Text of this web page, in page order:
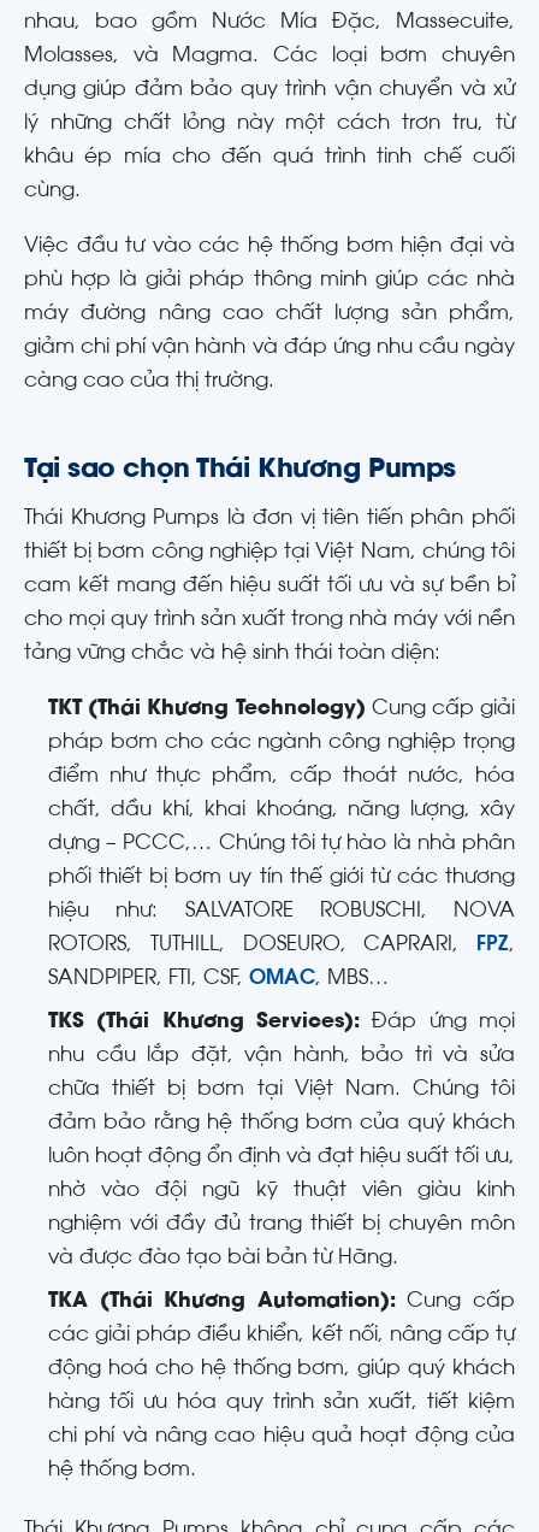
nhau, bao gồm Nước Mía Đặc, Massecuite,
Molasses, và Magma. Các loại bơm chuyên
dụng giúp đảm bảo quy trình vận chuyển và xử
lý những chất lỏng này một cách trơn tru, từ
khâu ép mía cho đến quá trình tinh chế cuối
cùng.
Việc đầu tư vào các hệ thống bơm hiện đại và
phù hợp là giải pháp thông minh giúp các nhà
máy đường nâng cao chất lượng sản phẩm,
giảm chi phí vận hành và đáp ứng nhu cầu ngày
càng cao của thị trường.
Tại sao chọn Thái Khương Pumps
Thái Khương Pumps là đơn vị tiên tiến phân phối
thiết bị bơm công nghiệp tại Việt Nam, chúng tôi
cam kết mang đến hiệu suất tối ưu và sự bền bỉ
cho mọi quy trình sản xuất trong nhà máy với nền
tảng vững chắc và hệ sinh thái toàn diện:
TKT (Thái Khương Technology) Cung cấp giải
pháp bơm cho các ngành công nghiệp trọng
điểm như thực phẩm, cấp thoát nước, hóa
chất, dầu khí, khai khoáng, năng lượng, xây
dựng – PCCC,… Chúng tôi tự hào là nhà phân
phối thiết bị bơm uy tín thế giới từ các thương
hiệu như: SALVATORE ROBUSCHI, NOVA
ROTORS, TUTHILL, DOSEURO, CAPRARI,
FPZ,
SANDPIPER, FTI, CSF, OMAC, MBS…
TKS (Thái Khương Services):Đáp ứng mọi
nhu cầu lắp đặt, vận hành, bảo trì và sửa
chữa thiết bị bơm tại Việt Nam. Chúng tôi
đảm bảo rằng hệ thống bơm của quý khách
luôn hoạt động ổn định và đạt hiệu suất tối ưu,
nhờ vào đội ngũ kỹ thuật viên giàu kinh
nghiệm với đầy đủ trang thiết bị chuyên môn
và được đào tạo bài bản từ Hãng.
TKA (Thái Khương Automation):Cung cấp
các giải pháp điều khiển, kết nối, nâng cấp tự
động hoá cho hệ thống bơm, giúp quý khách
hàng tối ưu hóa quy trình sản xuất, tiết kiệm
chi phí và nâng cao hiệu quả hoạt động của
hệ thống bơm.